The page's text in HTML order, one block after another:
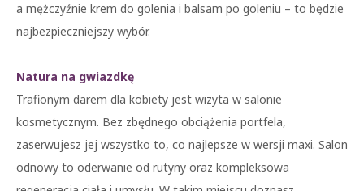
a mężczyźnie krem do golenia i balsam po goleniu – to będzie
najbezpieczniejszy wybór.
Natura na gwiazdkę
Trafionym darem dla kobiety jest wizyta w salonie
kosmetycznym. Bez zbędnego obciążenia portfela,
zaserwujesz jej wszystko to, co najlepsze w wersji maxi. Salon
odnowy to oderwanie od rutyny oraz kompleksowa